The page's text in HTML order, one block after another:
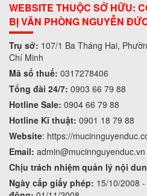
WEBSITE THUỘC SỞ HỮU:
BỊ VĂN PHÒNG NGUYỄN
Trụ sở: 107/1 Ba Tháng Hai,
Chí Minh
Mã số thuế: 0317278406
Tổng đài 24/7: 0903 66 79 88
Hotline Sale: 0904 66 79 88
Hotline Kĩ thuật: 0901 18 79 88
Website: https://
Email: admin@mucinnguyenduc.vn
Chịu trách nhiệm quản lý nội
Ngày cấp giấy phép: 15/10/2008 -